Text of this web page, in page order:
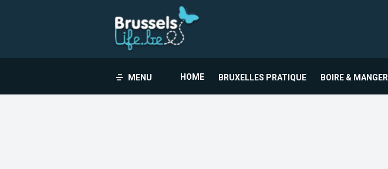
MENU HOME BRUXELLES PRATIQUE BOIRE & MANGER